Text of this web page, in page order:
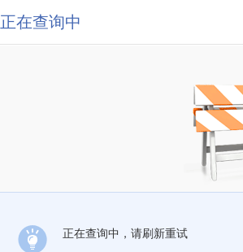
正在查询中
正在查询中，请刷新重试